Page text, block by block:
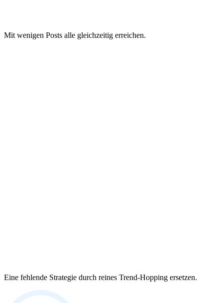
Mit wenigen Posts alle gleichzeitig erreichen.
Eine fehlende Strategie durch reines Trend-Hopping ersetzen.